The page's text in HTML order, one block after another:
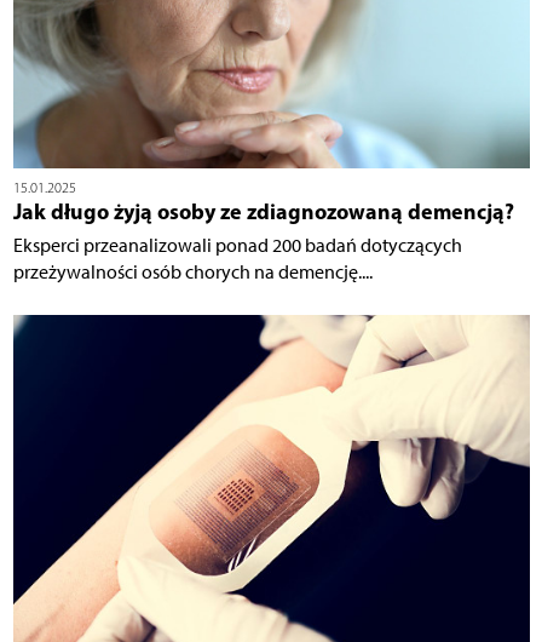
15.01.2025
Jak długo żyją osoby ze zdiagnozowaną demencją?
Eksperci przeanalizowali ponad 200 badań dotyczących
przeżywalności osób chorych na demencję....